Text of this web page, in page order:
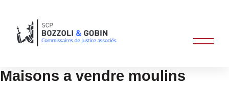
Maisons a vendre moulins